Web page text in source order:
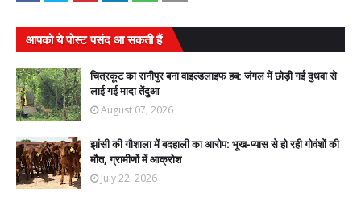
आपको ये पोस्ट पसंद आ सकती हैं
चित्रकूट का रानीपुर बना वाइल्डलाइफ हब: जंगल में छोड़ी गई दुधवा से
लाई गई मादा तेंदुआ
August 07, 2026
झांसी की गौशाला में बदहाली का आरोप: भूख-प्यास से हो रही गोवंशों की
मौत, ग्रामीणों में आक्रोश
July 22, 2026